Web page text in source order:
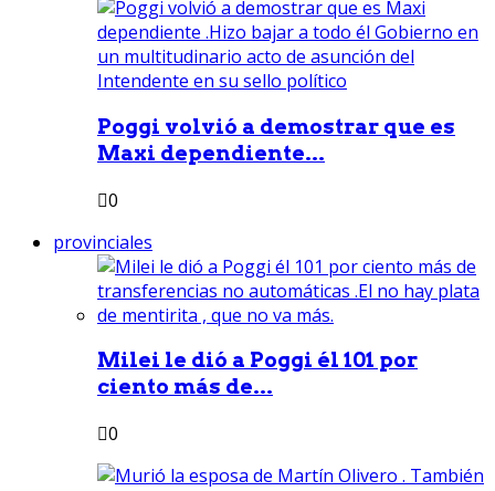
Poggi volvió a demostrar que es
Maxi dependiente...
0
provinciales
Milei le dió a Poggi él 101 por
ciento más de...
0